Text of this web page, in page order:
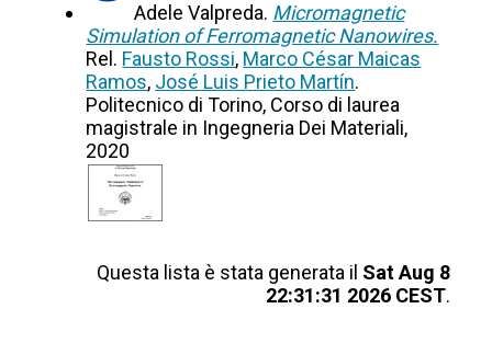
Adele Valpreda. Micromagnetic
Simulation of Ferromagnetic Nanowires.
Rel. Fausto Rossi, Marco César Maicas
Ramos, José Luis Prieto Martín.
Politecnico di Torino, Corso di laurea
magistrale in Ingegneria Dei Materiali,
2020
Questa lista è stata generata il Sat Aug 8
22:31:31 2026 CEST.